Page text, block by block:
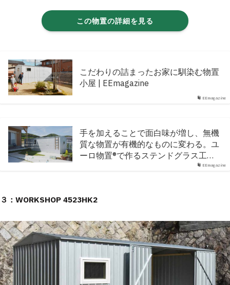
この物置の詳細を見る
EEmagazine
こだわりの詰まったお家に馴染む物置
小屋 | EEmagazine
EEmagazine
手を加えることで面白味が増し、無機
質な物置が有機的なものに変わる。ユ
ーロ物置®︎で作るステンドグラス工…
３：WORKSHOP 4523HK2